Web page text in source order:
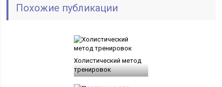
Похожие публикации
Холистический метод
тренировок